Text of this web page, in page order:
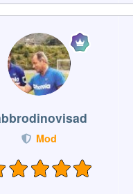
Mod